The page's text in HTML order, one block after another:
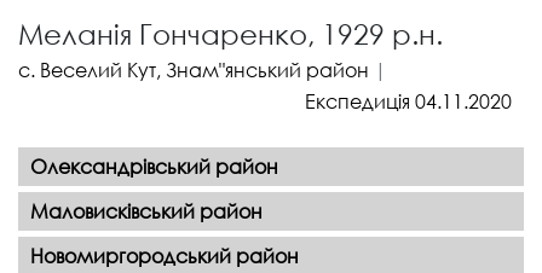
Меланія Гончаренко, 1929 р.н.
с. Веселий Кут, Знам"янський район |
Експедиція 04.11.2020
Олександрівський район
Маловисківський район
Новомиргородський район